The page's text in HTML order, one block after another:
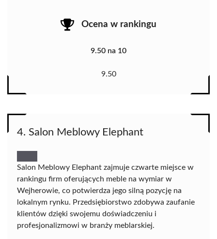
Ocena w rankingu
9.50 na 10
9.50
4. Salon Meblowy Elephant
Salon Meblowy Elephant zajmuje czwarte miejsce w
rankingu firm oferujących meble na wymiar w
Wejherowie, co potwierdza jego silną pozycję na
lokalnym rynku. Przedsiębiorstwo zdobywa zaufanie
klientów dzięki swojemu doświadczeniu i
profesjonalizmowi w branży meblarskiej.